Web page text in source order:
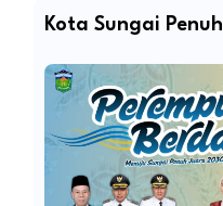
Kota Sungai Penuh